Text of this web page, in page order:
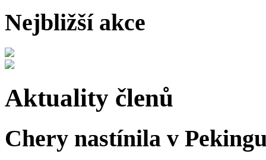
Nejbližší akce
Aktuality členů
Chery nastínila v